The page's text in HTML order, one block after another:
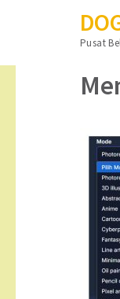
konten
Pusat